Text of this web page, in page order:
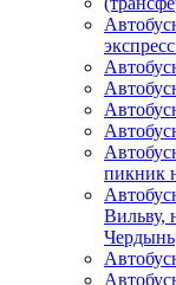
пикник
Вильву,
Чердынь